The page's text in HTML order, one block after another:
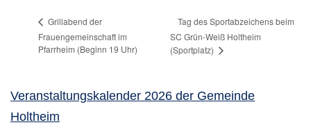
Grillabend der
Frauengemeinschaft im
Pfarrheim (Beginn 19 Uhr)
Tag des Sportabzeichens beim
SC Grün-Weiß Holtheim
(Sportplatz)
Veranstaltungskalender 2026 der Gemeinde
Holtheim